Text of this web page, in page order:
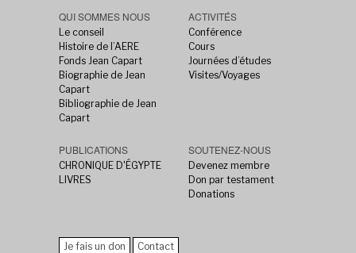
QUI SOMMES NOUS
Le conseil
Histoire de l’AERE
Fonds Jean Capart
Biographie de Jean
Capart
Bibliographie de Jean
Capart
ACTIVITÉS
Conférence
Cours
Journées d’études
Visites/Voyages
PUBLICATIONS
CHRONIQUE D'ÉGYPTE
LIVRES
SOUTENEZ-NOUS
Devenez membre
Don par testament
Donations
Je fais un don Contact